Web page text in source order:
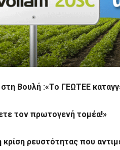
στη Βουλή :«Το ΓΕΩΤΕΕ
τον πρωτογενή τομέα!»
κρίση ρευστότητας που